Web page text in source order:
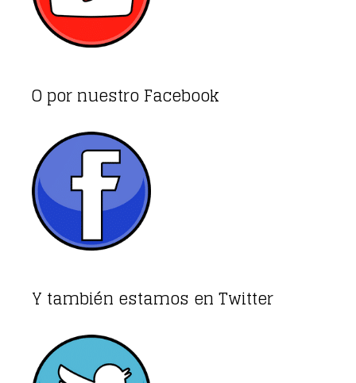
O por nuestro Facebook
Y también estamos en Twitter